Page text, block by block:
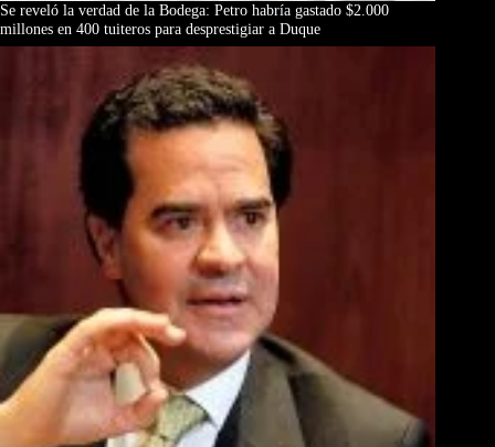
Se reveló la verdad de la Bodega: Petro habría gastado $2.000
millones en 400 tuiteros para desprestigiar a Duque